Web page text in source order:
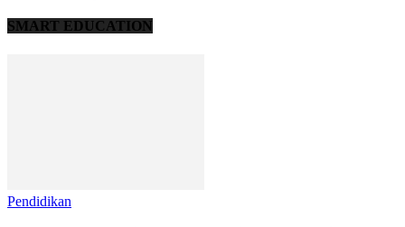
SMART EDUCATION
Pendidikan